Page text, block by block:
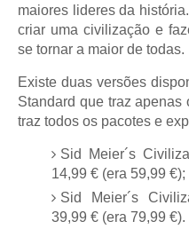
maiores lideres da
criar uma civilização e
se tornar a maior de todas.
Existe duas versões
Standard que traz
traz todos os pacotes e
Sid Meier´s
14,99 € (era 59,99 €);
Sid Meier´s
39,99 € (era 79,99 €).